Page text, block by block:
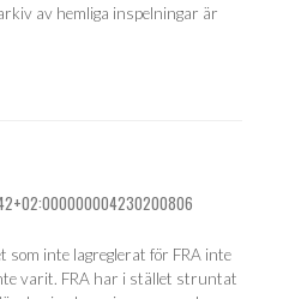
av hemliga inspelningar är
inte lagreglerat för FRA inte
varit. FRA har i stället struntat